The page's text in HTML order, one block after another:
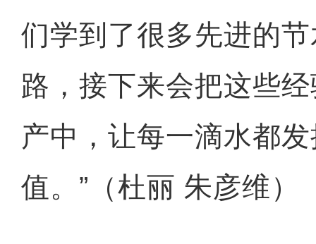
们学到了很多先进的
路，接下来会把这些
产中，让每一滴水都
值。”（杜丽 朱彦维）